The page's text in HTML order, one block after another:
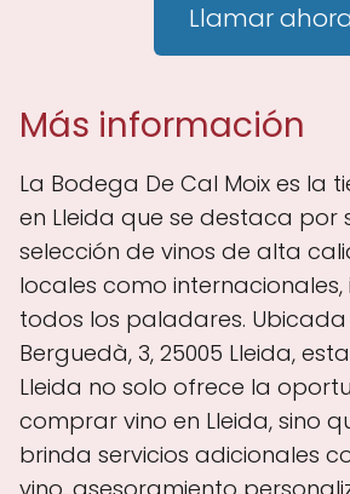
Llamar
Más información
La Bodega De Cal Moix es la
en Lleida que se destaca por
selección de vinos de alta
locales como
todos los paladares.
Berguedà, 3, 25005 Lleida,
Lleida no solo ofrece la
comprar vino en Lleida, sino
brinda servicios adicionales